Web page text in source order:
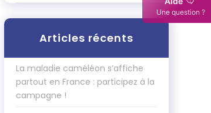
Articles récents
La maladie caméléon s’affiche
partout en France : participez à la
campagne !
Une question ?